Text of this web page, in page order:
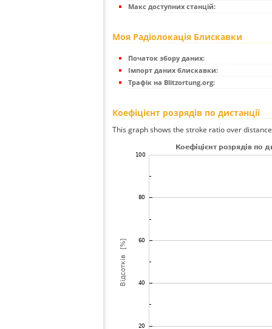
Макс доступних станцій:
Моя Радіолокація Блискавки
Початок збору даних:
Імпорт даних блискавки:
Трафік на Blitzortung.org:
Коефіцієнт розрядів по дистанції
This graph shows the stroke ratio over